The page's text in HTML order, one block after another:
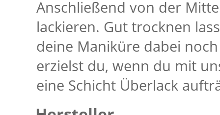
Anschließend von der
lackieren. Gut trocknen
deine Maniküre dabei
erzielst du, wenn du mit
eine Schicht Überlack